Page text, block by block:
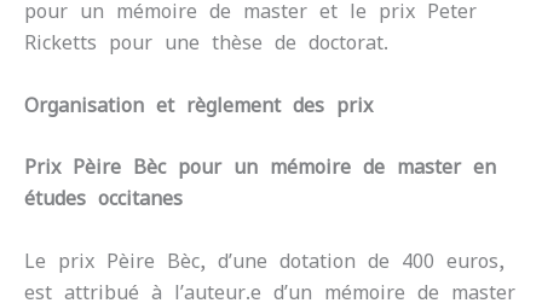
pour un mémoire de master et le prix Peter
Ricketts pour une thèse de doctorat.
Organisation et règlement des prix
Prix Pèire Bèc pour un mémoire de master en
études occitanes
Le prix Pèire Bèc, d’une dotation de 400 euros,
est attribué à l’auteur.e d’un mémoire de master